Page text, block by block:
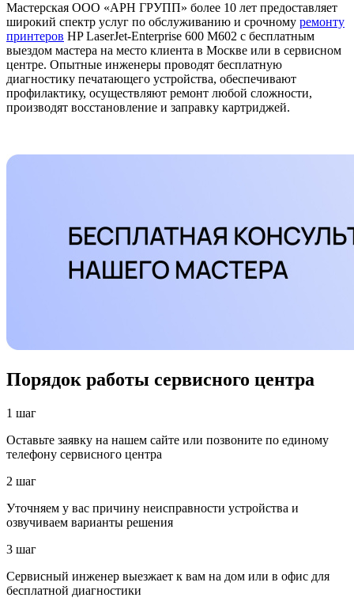
Мастерская ООО «АРН ГРУПП» более 10 лет предоставляет
широкий спектр услуг по обслуживанию и срочному ремонту
принтеров HP LaserJet-Enterprise 600 M602 с бесплатным
выездом мастера на место клиента в Москве или в сервисном
центре. Опытные инженеры проводят бесплатную
диагностику печатающего устройства, обеспечивают
профилактику, осуществляют ремонт любой сложности,
производят восстановление и заправку картриджей.
Порядок работы сервисного центра
1 шаг
Оставьте заявку на нашем сайте или позвоните по единому
телефону сервисного центра
2 шаг
Уточняем у вас причину неисправности устройства и
озвучиваем варианты решения
3 шаг
Сервисный инженер выезжает к вам на дом или в офис для
бесплатной диагностики